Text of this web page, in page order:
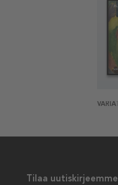
Tilaa uutiskirjeemme